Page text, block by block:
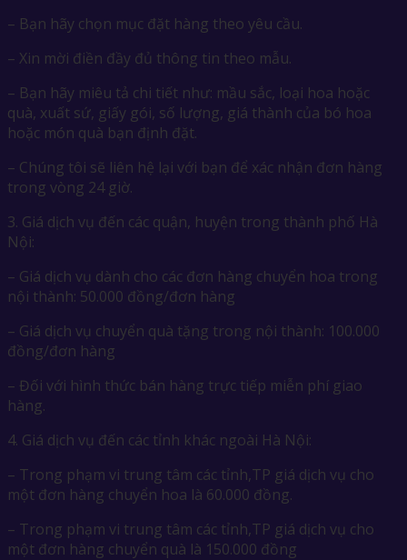
– Bạn hãy chọn mục đặt hàng theo yêu cầu.
– Xin mời điền đầy đủ thông tin theo mẫu.
– Bạn hãy miêu tả chi tiết như: mầu sắc, loại hoa hoặc
quà, xuất sứ, giấy gói, số lượng, giá thành của bó hoa
hoặc món quà bạn định đặt.
– Chúng tôi sẽ liên hệ lại với bạn để xác nhận đơn hàng
trong vòng 24 giờ.
3. Giá dịch vụ đến các quận, huyện trong thành phố Hà
Nội:
– Giá dịch vụ dành cho các đơn hàng chuyển hoa trong
nội thành: 50.000 đồng/đơn hàng
– Giá dịch vụ chuyển quà tặng trong nội thành: 100.000
đồng/đơn hàng
– Đối với hình thức bán hàng trực tiếp miễn phí giao
hàng.
4. Giá dịch vụ đến các tỉnh khác ngoài Hà Nội:
– Trong phạm vi trung tâm các tỉnh,TP giá dịch vụ cho
một đơn hàng chuyển hoa là 60.000 đồng.
– Trong phạm vi trung tâm các tỉnh,TP giá dịch vụ cho
một đơn hàng chuyển quà là 150.000 đồng